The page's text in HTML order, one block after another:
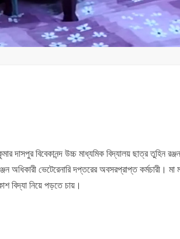
দাসপুর বিবেকানন্দ উচ্চ মাধ্যমিক বিদ্যালয় ছাত্র তুহিন
অধিকারী ভেটেরেনারি দপ্তরের অবসরপ্রাপ্ত কর্মচারী।
বিদ্যা নিয়ে পড়তে চায়।